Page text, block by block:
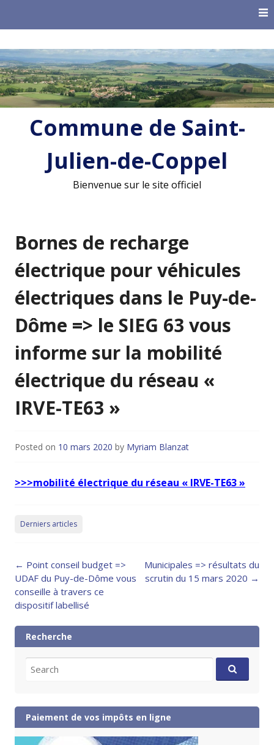
Commune de Saint-
Julien-de-Coppel
Bienvenue sur le site officiel
Bornes de recharge
électrique pour véhicules
électriques dans le Puy-de-
Dôme => le SIEG 63 vous
informe sur la mobilité
électrique du réseau «
IRVE-TE63 »
Posted on 10 mars 2020 by Myriam Blanzat
>>>mobilité électrique du réseau « IRVE-TE63 »
Derniers articles
Post
navigation
← Point conseil budget =>
UDAF du Puy-de-Dôme vous
conseille à travers ce
dispositif labellisé
Municipales => résultats du
scrutin du 15 mars 2020 →
Recherche
for:
Paiement de vos impôts en ligne